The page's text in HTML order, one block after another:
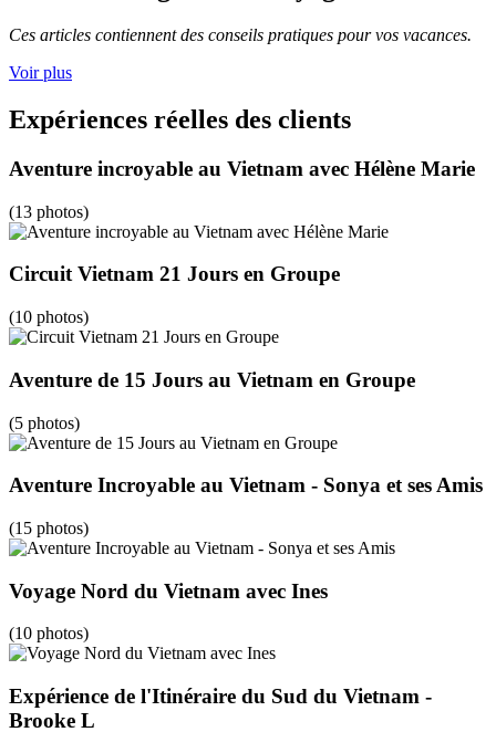
Ces articles contiennent des conseils pratiques pour vos vacances.
Voir plus
Expériences réelles des clients
Aventure incroyable au Vietnam avec Hélène Marie
(13 photos)
Circuit Vietnam 21 Jours en Groupe
(10 photos)
Aventure de 15 Jours au Vietnam en Groupe
(5 photos)
Aventure Incroyable au Vietnam - Sonya et ses Amis
(15 photos)
Voyage Nord du Vietnam avec Ines
(10 photos)
Expérience de l'Itinéraire du Sud du Vietnam -
Brooke L